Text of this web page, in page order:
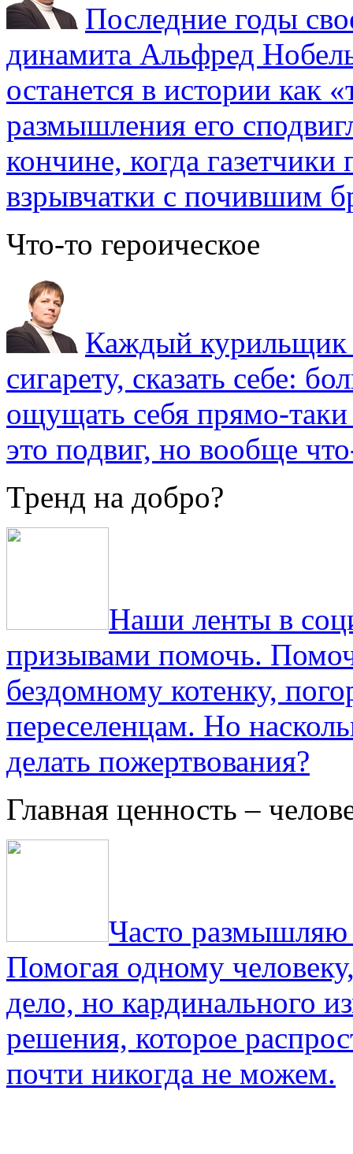
Последние годы
динамита Альфред
останется в истории как
размышления его
кончине, когда газетчики
взрывчатки с почившим
Что-то героическое
Каждый курильщик
сигарету, сказать себе:
ощущать себя прямо-
это подвиг, но вообще
Тренд на добро?
Наши ленты в
призывами помочь.
бездомному котенку,
переселенцам. Но
делать пожертвования?
Главная ценность –
Часто размышляю
Помогая одному
дело, но кардинального
решения, которое
почти никогда не можем.